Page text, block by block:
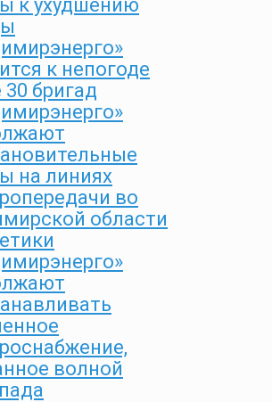
к ухудшению
к непогоде
30 бригад
на линиях
во
области
волной